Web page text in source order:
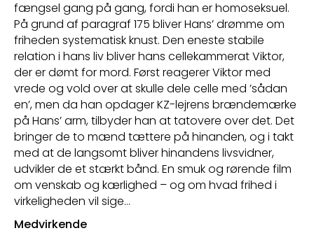
fængsel gang på gang, fordi han er homoseksuel.
På grund af paragraf 175 bliver Hans’ drømme om
friheden systematisk knust. Den eneste stabile
relation i hans liv bliver hans cellekammerat Viktor,
der er dømt for mord. Først reagerer Viktor med
vrede og vold over at skulle dele celle med ’sådan
en’, men da han opdager KZ-lejrens brændemærke
på Hans’ arm, tilbyder han at tatovere over det. Det
bringer de to mænd tættere på hinanden, og i takt
med at de langsomt bliver hinandens livsvidner,
udvikler de et stærkt bånd. En smuk og rørende film
om venskab og kærlighed – og om hvad frihed i
virkeligheden vil sige…
Medvirkende